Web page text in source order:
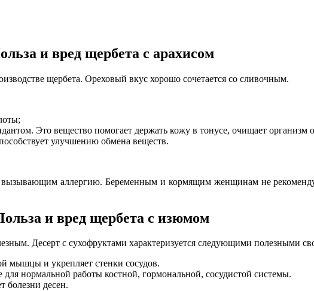
и вред щербета с арахисом
щербета. Ореховый вкус хорошо сочетается со сливочным.
Это вещество помогает держать кожу в тонусе, очищает организм
улучшению обмена веществ.
вызывающим аллергию. Беременным и кормящим женщинам не
и вред щербета с изюмом
Десерт с сухофруктами характеризуется следующими полезными
мышцы и укрепляет стенки сосудов.
нормальной работы костной, гормональной, сосудистой системы.
болезни десен.